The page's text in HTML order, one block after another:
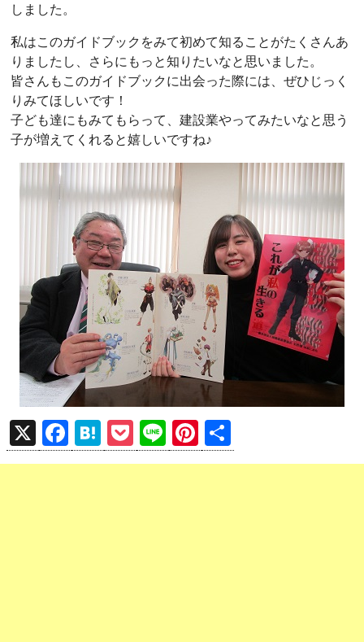
しました。
私はこのガイドブックをみて初めて知ることがたくさんあ
りましたし、さらにもっと知りたいなと思いました。
皆さんもこのガイドブックに出会った際には、ぜひじっく
りみてほしいです！
子ども達にもみてもらって、建設業やってみたいなと思う
子が増えてくれると嬉しいですね♪
X
F
a
H
at
P
o
Li
n
Pi
nt 有